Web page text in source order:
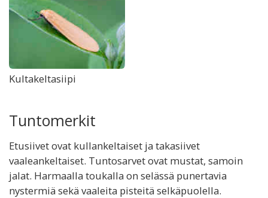
Kultakeltasiipi
Tuntomerkit
Etusiivet ovat kullankeltaiset ja takasiivet
vaaleankeltaiset. Tuntosarvet ovat mustat, samoin
jalat. Harmaalla toukalla on selässä punertavia
nystermiä sekä vaaleita pisteitä selkäpuolella.